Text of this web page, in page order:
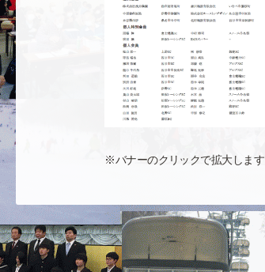
※バナーのクリックで拡大します